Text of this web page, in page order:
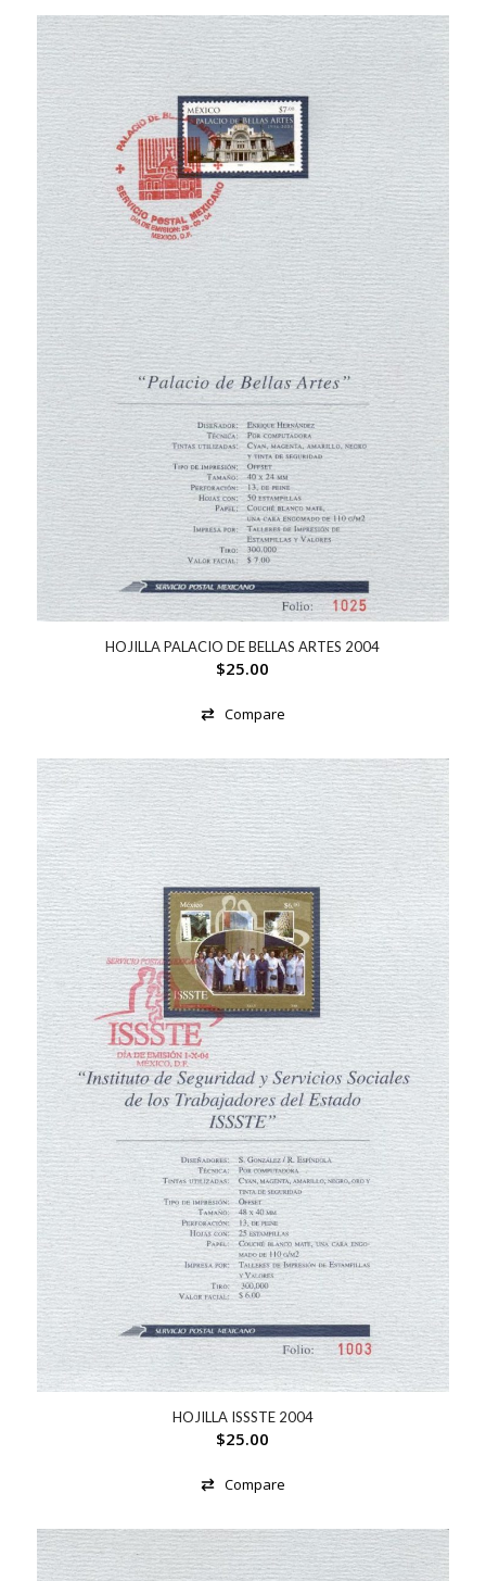
HOJILLA PALACIO DE BELLAS ARTES 2004
$25.00
Compare
HOJILLA ISSSTE 2004
$25.00
Compare